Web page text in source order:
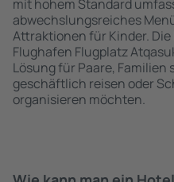
mit hohem Standard
abwechslungsreiches
Attraktionen für Kinder.
Flughafen Flugplatz
Lösung für Paare, Familien
geschäftlich reisen oder
organisieren möchten.